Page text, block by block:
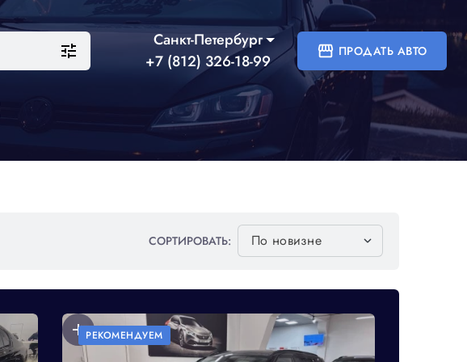
tune
Санкт-Петербург
+7 (812) 326-18-99
storefront ПРОДАТЬ АВТО
СОРТИРОВАТЬ:
addРЕКОМЕНДУЕМ